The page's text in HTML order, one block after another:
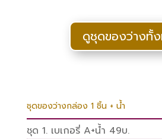
ดูชุดของว่างทั้
ชุดของว่างกล่อง 1 ชิ้น + น้ำ
ชุด 1. เบเกอรี่ A+น้ำ 49บ.